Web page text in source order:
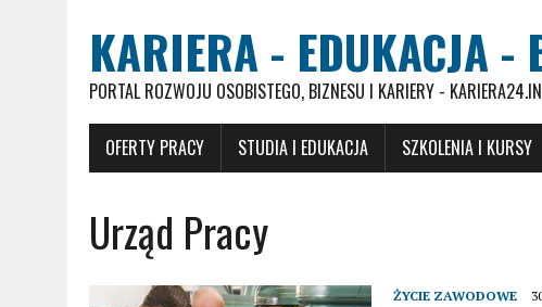
KARIERA - EDUKACJA -
PORTAL ROZWOJU OSOBISTEGO, BIZNESU I KARIERY -
OFERTY PRACY STUDIA I EDUKACJA SZKOLENIA I KURSY
Urząd Pracy
ŻYCIE ZAWODOWE